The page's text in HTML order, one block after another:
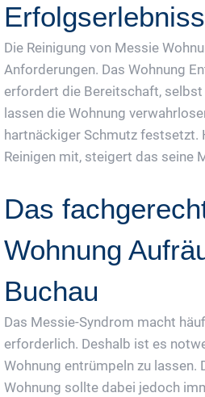
Die Reinigung von Messie
Anforderungen. Das Wohnung
erfordert die Bereitschaft,
lassen die Wohnung
hartnäckiger Schmutz festsetzt.
Reinigen mit, steigert das seine
Das
Wohnung
Buchau
Das Messie-Syndrom macht
erforderlich. Deshalb ist es
Wohnung entrümpeln zu lassen.
Wohnung sollte dabei jedoch